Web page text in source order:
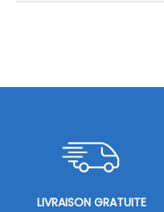
LIVRAISON GRATUITE